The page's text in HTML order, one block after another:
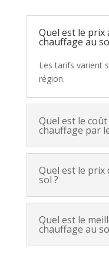
Quel est le prix
chauffage au
Les tarifs varient
région.
Quel est le
chauffage par
Quel est le prix
sol ?
Quel est le
chauffage au